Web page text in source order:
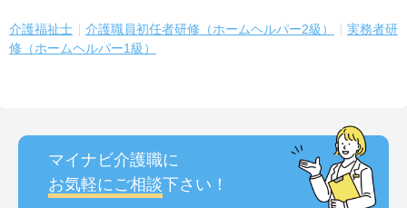
介護福祉士 介護職員初任者研修（ホームヘルパー2級）
実務者研
修（ホームヘルパー1級）
マイナビ介護職に
お気軽にご相談下さい！